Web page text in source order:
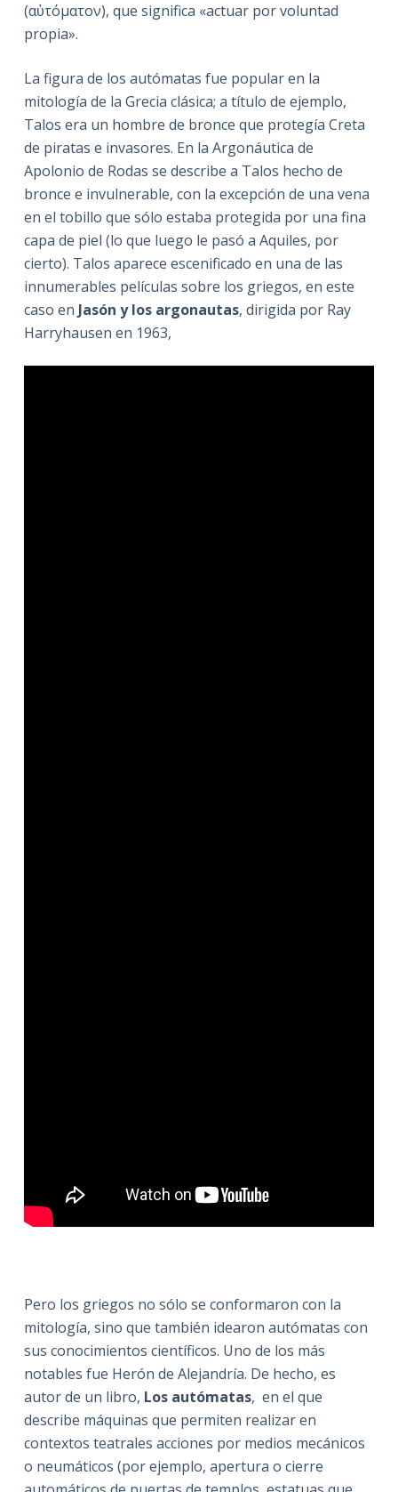
(αὐτόματον), que significa «actuar por voluntad
propia».
La figura de los autómatas fue popular en la
mitología de la Grecia clásica; a título de ejemplo,
Talos era un hombre de bronce que protegía Creta
de piratas e invasores. En la Argonáutica de
Apolonio de Rodas se describe a Talos hecho de
bronce e invulnerable, con la excepción de una vena
en el tobillo que sólo estaba protegida por una fina
capa de piel (lo que luego le pasó a Aquiles, por
cierto). Talos aparece escenificado en una de las
innumerables películas sobre los griegos, en este
caso en Jasón y los argonautas, dirigida por Ray
Harryhausen en 1963,
Pero los griegos no sólo se conformaron con la
mitología, sino que también idearon autómatas con
sus conocimientos científicos. Uno de los más
notables fue Herón de Alejandría. De hecho, es
autor de un libro, Los autómatas, en el que
describe máquinas que permiten realizar en
contextos teatrales acciones por medios mecánicos
o neumáticos (por ejemplo, apertura o cierre